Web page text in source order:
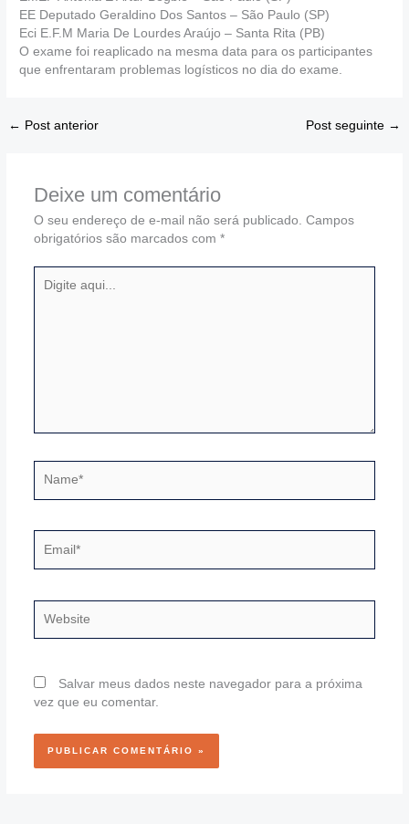
EE Deputado Geraldino Dos Santos – São Paulo (SP)
Eci E.F.M Maria De Lourdes Araújo – Santa Rita (PB)
O exame foi reaplicado na mesma data para os participantes
que enfrentaram problemas logísticos no dia do exame.
← Post anterior Post seguinte →
Deixe um comentário
O seu endereço de e-mail não será publicado. Campos
obrigatórios são marcados com *
aqui...
Salvar meus dados neste navegador para a próxima
vez que eu comentar.